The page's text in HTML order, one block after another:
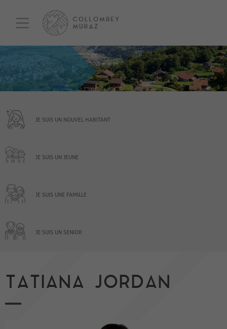
JE SUIS UN NOUVEL HABITANT
JE SUIS UN JEUNE
JE SUIS UNE FAMILLE
JE SUIS UN SENIOR
TATIANA JORDAN